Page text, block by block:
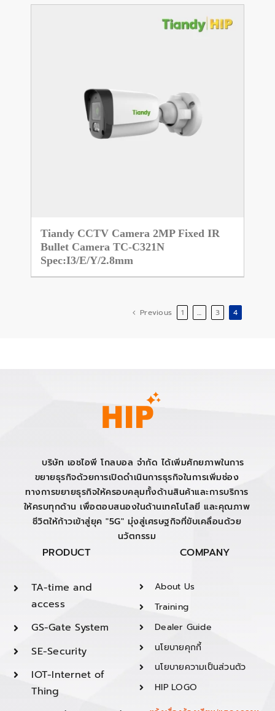
Tiandy CCTV Camera 2MP Fixed IR
Bullet Camera TC-C321N
Spec:I3/E/Y/2.8mm
Previous 1 … 3 4
บริษัท เอชไอพี โกลบอล จำกัด ได้เพิ่มศักยภาพในการ
ขยายธุรกิจด้วยการเปิดดำเนินการธุรกิจในการเพิ่มช่อง
ทางการขยายธุรกิจให้ครอบคลุมทั้งด้านสินค้าและการบริการ
ให้ครบทุกด้าน เพื่อตอบสนองในด้านเทคโนโลยี และคุณภาพ
ชีวิตให้ก้าวเข้าสู่ยุค "5G" มุ่งสู่เศรษฐกิจที่ขับเคลื่อนด้วย
นวัตกรรม
PRODUCT
TA-time and
access
GS-Gate System
SE-Security
IOT-Internet of
Thing
COMPANY
About Us
Training
Dealer Guide
นโยบายคุกกี้
นโยบายความเป็นส่วนตัว
HIP LOGO